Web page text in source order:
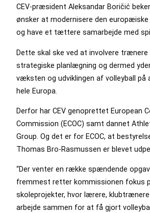
CEV-præsident Aleksandar Boričić
ønsker at modernisere den europæiske
og have et tættere samarbejde med
Dette skal ske ved at involvere trænere
strategiske planlægning og dermed
væksten og udviklingen af volleyball på
hele Europa.
Derfor har CEV genoprettet European
Commission (ECOC) samt dannet
Group. Og det er for ECOC, at
Thomas Bro-Rasmussen er blevet
“Der venter en række spændende
fremmest retter kommissionen fokus
skoleprojekter, hvor lærere,
arbejde sammen for at få gjort